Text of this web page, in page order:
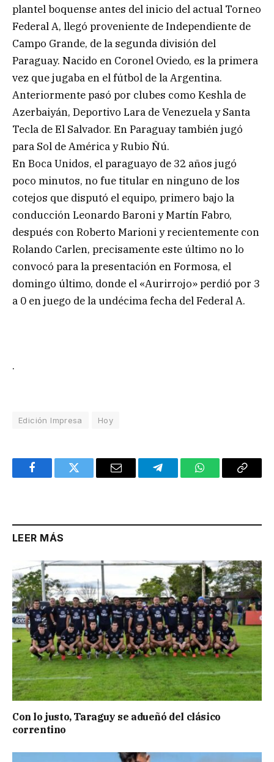
plantel boquense antes del inicio del actual Torneo
Federal A, llegó proveniente de Independiente de
Campo Grande, de la segunda división del
Paraguay. Nacido en Coronel Oviedo, es la primera
vez que jugaba en el fútbol de la Argentina.
Anteriormente pasó por clubes como Keshla de
Azerbaiyán, Deportivo Lara de Venezuela y Santa
Tecla de El Salvador. En Paraguay también jugó
para Sol de América y Rubio Ñú.
En Boca Unidos, el paraguayo de 32 años jugó
poco minutos, no fue titular en ninguno de los
cotejos que disputó el equipo, primero bajo la
conducción Leonardo Baroni y Martín Fabro,
después con Roberto Marioni y recientemente con
Rolando Carlen, precisamente este último no lo
convocó para la presentación en Formosa, el
domingo último, donde el «Aurirrojo» perdió por 3
a 0 en juego de la undécima fecha del Federal A.
.
Edición Impresa Hoy
FacebookTwitter Email TelegramWhatsAppCopy
LEER MÁS
Con lo justo, Taraguy se adueñó del clásico
correntino